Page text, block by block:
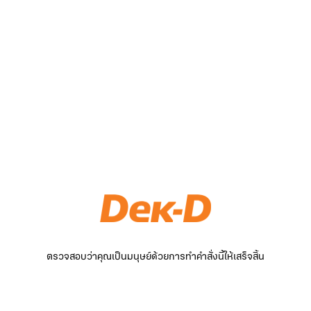
ตรวจสอบว่าคุณเป็นมนุษย์ด้วยการทำคำสั่งนี้ให้เสร็จสิ้น